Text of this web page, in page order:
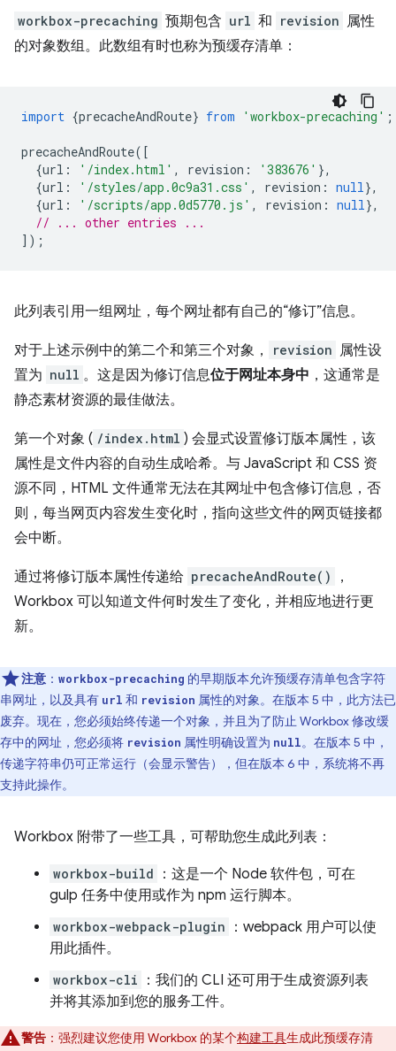
workbox-precaching 预期包含 url 和 revision 属性
的对象数组。此数组有时也称为预缓存清单：
import {precacheAndRoute} from 'workbox-precaching' ;
precacheAndRoute([
{url : '/index.html' , revision : '383676' },
{url : '/styles/app.0c9a31.css' , revision : null},
{url : '/scripts/app.0d5770.js' , revision : null},
// ... other entries ...
]);
此列表引用一组网址，每个网址都有自己的“修订”信息。
对于上述示例中的第二个和第三个对象， revision 属性设
置为 null 。这是因为修订信息位于网址本身中 ，这通常是
静态素材资源的最佳做法。
第一个对象 ( /index.html ) 会显式设置修订版本属性，该
属性是文件内容的自动生成哈希。与 JavaScript 和 CSS 资
源不同，HTML 文件通常无法在其网址中包含修订信息，否
则，每当网页内容发生变化时，指向这些文件的网页链接都
会中断。
通过将修订版本属性传递给 precacheAndRoute()
，
Workbox 可以知道文件何时发生了变化，并相应地进行更
新。
注意 ： workbox-precaching 的早期版本允许预缓存清单包含字符
串网址，以及具有 url 和 revision 属性的对象。在版本 5 中，此方法已
废弃。现在，您必须始终传递一个对象，并且为了防止 Workbox 修改缓
存中的网址，您必须将 revision 属性明确设置为 null。在版本 5 中，
传递字符串仍可正常运行（会显示警告），但在版本 6 中，系统将不再
支持此操作。
Workbox 附带了一些工具，可帮助您生成此列表：
workbox-build
：这是一个 Node 软件包，可在
gulp 任务中使用或作为 npm 运行脚本。
workbox-webpack-plugin
：webpack 用户可以使
用此插件。
workbox-cli
：我们的 CLI 还可用于生成资源列表
并将其添加到您的服务工件。
警告 ：强烈建议您使用 Workbox 的某个构建工具生成此预缓存清